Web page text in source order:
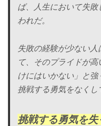
ば、人生において失
われだ。
失敗の経験が少ない
て、そのプライドが
けにはいかない」と
挑戦する勇気をなくし
挑戦する勇気を